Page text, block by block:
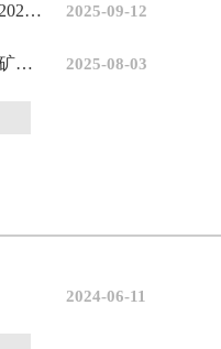
关于《凤县国土空间总体规划（2021-2035年）》的批后公告 2025-09-12
二里河铅锌矿全尾砂胶结充填采矿项目总平面布置图公示 2025-08-03
2024-06-11